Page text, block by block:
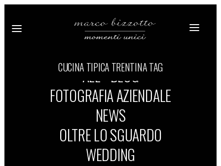
CUCINA TIPICA TRENTINA TAG
ALL BLOG
FOTOGRAFIA AZIENDALE
NEWS
OLTRE LO SGUARDO
WEDDING